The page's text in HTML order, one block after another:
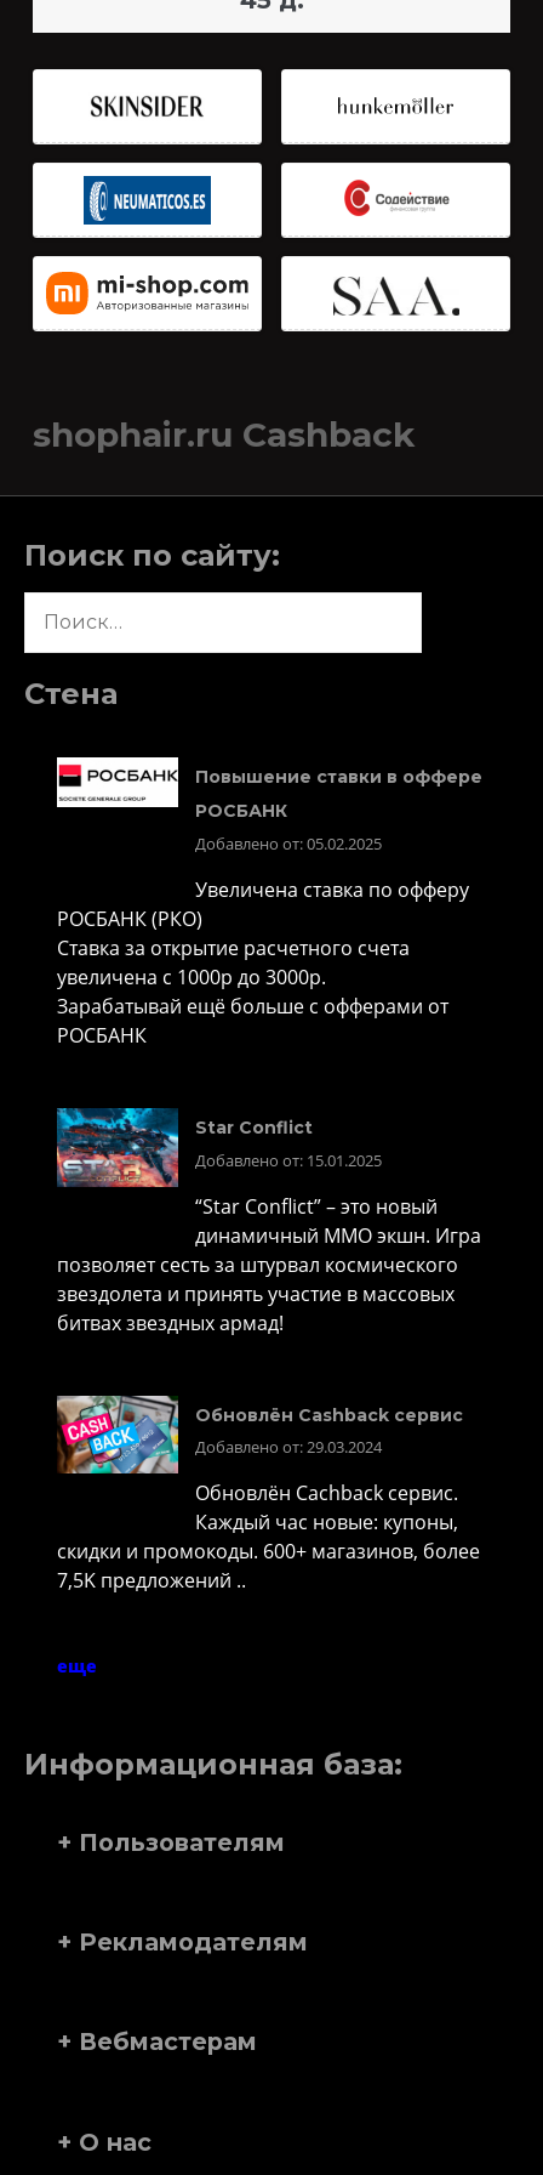
shophair.ru Cashback
Поиск по сайту:
Стена
Повышение ставки в оффере
РОСБАНК
Добавлено от: 05.02.2025
Увеличена ставка по офферу
РОСБАНК (РКО)
Ставка за открытие расчетного счета
увеличена с 1000р до 3000р.
Зарабатывай ещё больше с офферами от
РОСБАНК
Star Conflict
Добавлено от: 15.01.2025
“Star Conflict” – это новый
динамичный MMO экшн. Игра
позволяет сесть за штурвал космического
звездолета и принять участие в массовых
битвах звездных армад!
Обновлён Cashback сервис
Добавлено от: 29.03.2024
Обновлён Cachback сервис.
Каждый час новые: купоны,
скидки и промокоды. 600+ магазинов, более
7,5K предложений ..
еще
Информационная база:
+ Пользователям
+ Рекламодателям
+ Вебмастерам
+ О нас